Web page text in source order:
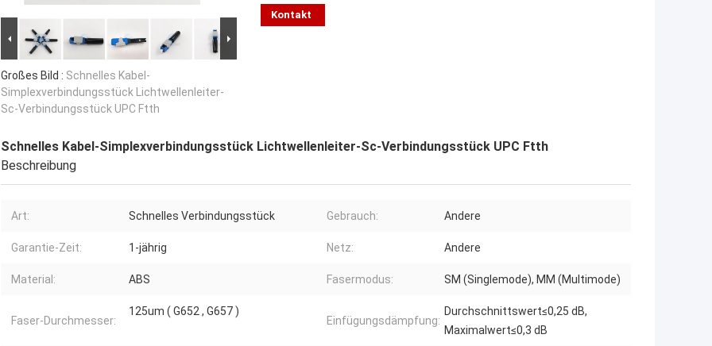
Großes Bild : Schnelles Kabel-
Simplexverbindungsstück Lichtwellenleiter-
Sc-Verbindungsstück UPC Ftth
Kontakt
Schnelles Kabel-Simplexverbindungsstück Lichtwellenleiter-Sc-Verbindungsstück UPC Ftth
Beschreibung
Art: Schnelles Verbindungsstück Gebrauch: Andere
Garantie-Zeit: 1-jährig Netz: Andere
Material: ABS Fasermodus: SM (Singlemode), MM (Multimode)
Faser-Durchmesser:
125um ( G652 , G657 )
Einfügungsdämpfung:
Durchschnittswert≤0,25 dB,
Maximalwert≤0,3 dB